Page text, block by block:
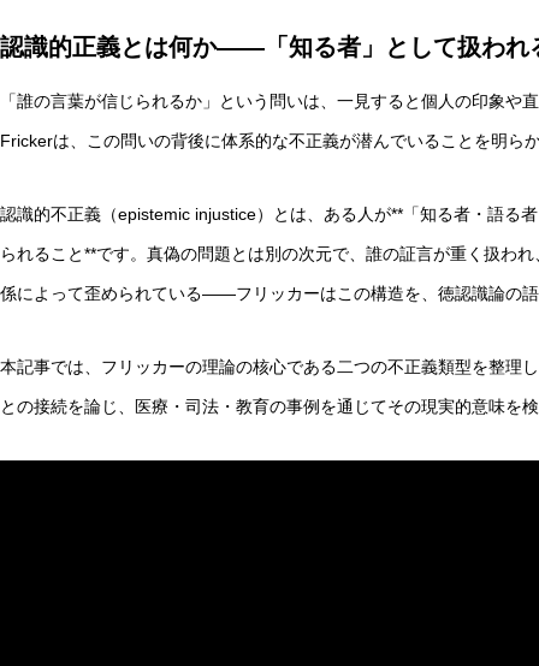
実験哲学とは？「直観の可塑性」研究からわかる哲学的判
認識的正義とは何か——「知る者」として扱われ
「誰の言葉が信じられるか」という問いは、一見すると個人の印象や
Frickerは、この問いの背後に体系的な不正義が潜んでいることを明ら
認識的不正義（epistemic injustice）とは、ある人が**「知る者・語る
られること**です。真偽の問題とは別の次元で、誰の証言が重く扱わ
係によって歪められている——フリッカーはこの構造を、徳認識論の
本記事では、フリッカーの理論の核心である二つの不正義類型を整理
との接続を論じ、医療・司法・教育の事例を通じてその現実的意味を